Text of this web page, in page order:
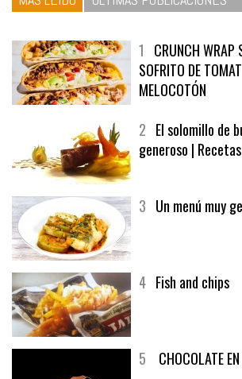
1 CRUNCH WRAP
SOFRITO DE
MELOCOTÓN
2 El solomillo de
generoso |
3 Un menú muy
4 Fish and chips
5 CHOCOLATE